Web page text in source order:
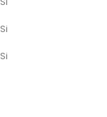
Si
Si